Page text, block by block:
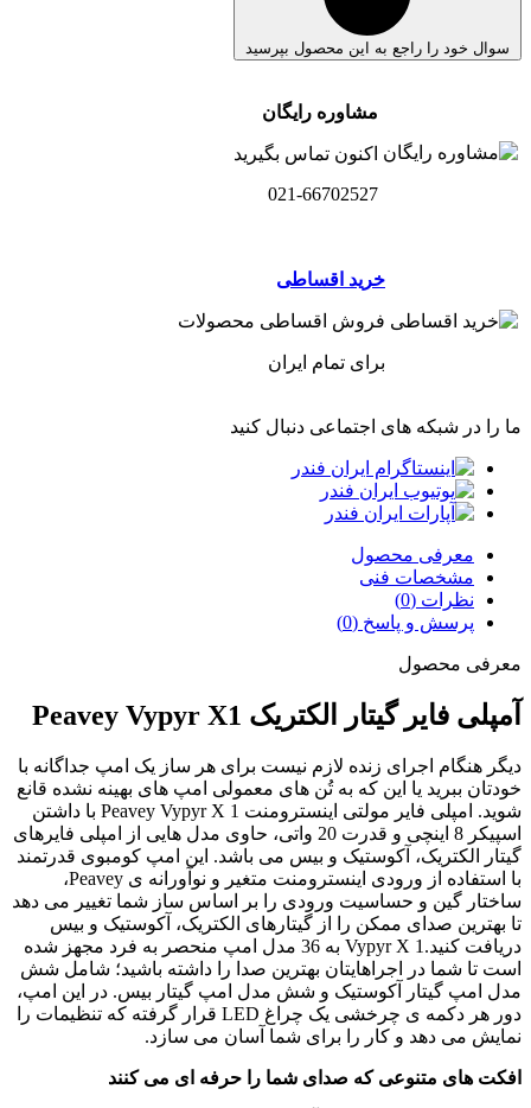
سوال خود را راجع به این محصول بپرسید
مشاوره رایگان
اکنون تماس بگیرید
021-66702527
خرید اقساطی
فروش اقساطی محصولات
برای تمام ایران
ما را در شبکه های اجتماعی دنبال کنید
معرفی محصول
مشخصات فنی
نظرات (0)
پرسش و پاسخ (0)
معرفی محصول
آمپلی فایر گیتار الکتریک Peavey Vypyr X1
دیگر هنگام اجرای زنده لازم نیست برای هر ساز یک امپ جداگانه با
خودتان ببرید یا این که به تُن های معمولی امپ های بهینه نشده قانع
شوید. امپلی فایر مولتی اینسترومنت Peavey Vypyr X 1 با داشتن
اسپیکر 8 اینچی و قدرت 20 واتی، حاوی مدل هایی از امپلی فایرهای
گیتار الکتریک، آکوستیک و بیس می باشد. این امپ کومبوی قدرتمند
با استفاده از ورودی اینسترومنت متغیر و نوآورانه ی Peavey،
ساختار گین و حساسیت ورودی را بر اساس ساز شما تغییر می دهد
تا بهترین صدای ممکن را از گیتارهای الکتریک، آکوستیک و بیس
دریافت کنید.Vypyr X 1 به 36 مدل امپ منحصر به فرد مجهز شده
است تا شما در اجراهایتان بهترین صدا را داشته باشید؛ شامل شش
مدل امپ گیتار آکوستیک و شش مدل امپ گیتار بیس. در این امپ،
دور هر دکمه ی چرخشی یک چراغ LED قرار گرفته که تنظیمات را
نمایش می دهد و کار را برای شما آسان می سازد.
افکت های متنوعی که صدای شما را حرفه ای می کنند